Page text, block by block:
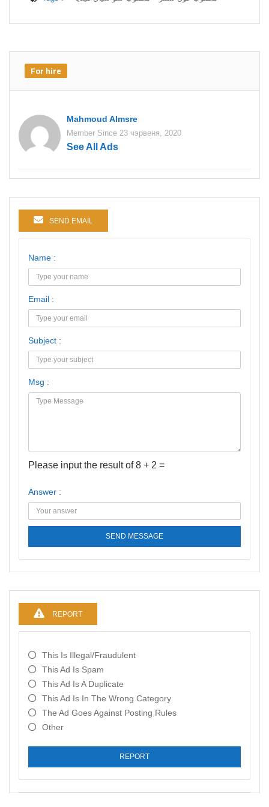
For hire
Mahmoud Almsre
Member Since 23 чэрвеня, 2020
See All Ads
SEND EMAIL
Name :
Email :
Subject :
Msg :
Please input the result of 8 + 2 =
Answer :
SEND MESSAGE
REPORT
This Is Illegal/fraudulent
This Ad Is Spam
This Ad Is A Duplicate
This Ad Is In The Wrong Category
The Ad Goes Against Posting Rules
Other
REPORT